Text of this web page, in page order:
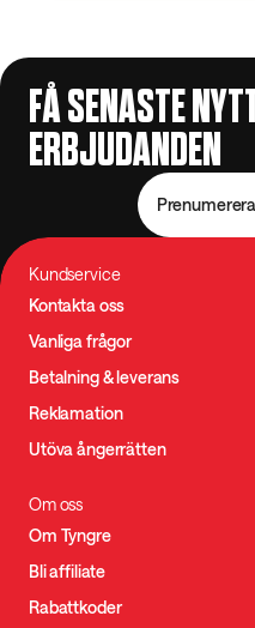
FÅ SENASTE
ERBJUDANDEN
Kundservice
Kontakta oss
Vanliga frågor
Betalning & leverans
Reklamation
Utöva ångerrätten
Om oss
Om Tyngre
Bli affiliate
Rabattkoder